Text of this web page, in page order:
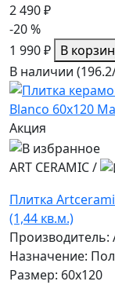
2 490 ₽
-20 %
1 990 ₽ В
В наличии
Акция
ART CERAMIC/
Плитка
(1,44 кв.м.)
Производитель:
Назначение:
Размер: 60x120